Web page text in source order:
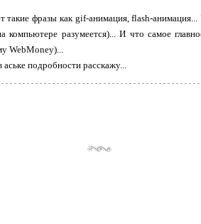
такие фразы как gif-анимация, flash-
компьютере разумеется)... И что самое
WebMoney)...
подробности расскажу...